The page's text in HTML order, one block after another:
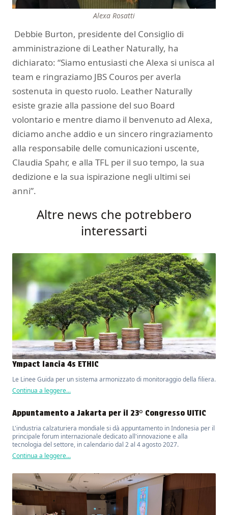
Alexa Rosatti
Debbie Burton, presidente del Consiglio di
amministrazione di Leather Naturally, ha
dichiarato: “Siamo entusiasti che Alexa si unisca al
team e ringraziamo JBS Couros per averla
sostenuta in questo ruolo. Leather Naturally
esiste grazie alla passione del suo Board
volontario e mentre diamo il benvenuto ad Alexa,
diciamo anche addio e un sincero ringraziamento
alla responsabile delle comunicazioni uscente,
Claudia Spahr, e alla TFL per il suo tempo, la sua
dedizione e la sua ispirazione negli ultimi sei
anni”.
Altre news che potrebbero
interessarti
Ympact lancia 4s ETHIC
Le Linee Guida per un sistema armonizzato di monitoraggio della filiera.
Continua a leggere...
Appuntamento a Jakarta per il 23° Congresso UITIC
L'industria calzaturiera mondiale si dà appuntamento in Indonesia per il
principale forum internazionale dedicato all'innovazione e alla
tecnologia del settore, in calendario dal 2 al 4 agosto 2027.
Continua a leggere...